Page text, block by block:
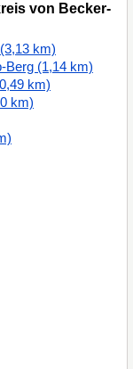
von Becker-
km)
Berg (1,14 km)
km)
km)